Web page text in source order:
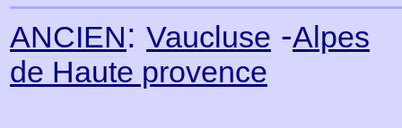
ANCIEN: Vaucluse -Alpes
de Haute provence